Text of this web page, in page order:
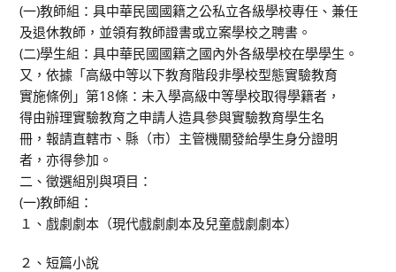
(一)教師組：具中華民國國籍之公私立各級學校專任、兼任
及退休教師，並領有教師證書或立案學校之聘書。
(二)學生組：具中華民國國籍之國內外各級學校在學學生。
又，依據「高級中等以下教育階段非學校型態實驗教育
實施條例」第18條：未入學高級中等學校取得學籍者，
得由辦理實驗教育之申請人造具參與實驗教育學生名
冊，報請直轄市、縣（市）主管機關發給學生身分證明
者，亦得參加。
二、徵選組別與項目：
(一)教師組：
１、戲劇劇本（現代戲劇劇本及兒童戲劇劇本）
２、短篇小說